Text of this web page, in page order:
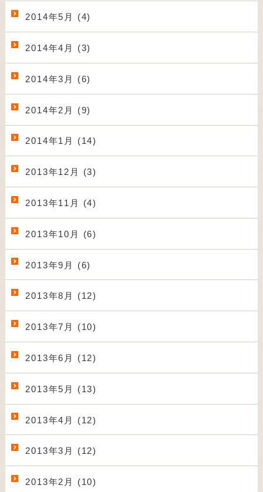
2014年5月 (4)
2014年4月 (3)
2014年3月 (6)
2014年2月 (9)
2014年1月 (14)
2013年12月 (3)
2013年11月 (4)
2013年10月 (6)
2013年9月 (6)
2013年8月 (12)
2013年7月 (10)
2013年6月 (12)
2013年5月 (13)
2013年4月 (12)
2013年3月 (12)
2013年2月 (10)